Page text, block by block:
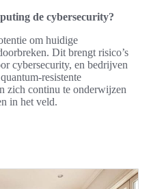
de cybersecurity?
om huidige
Dit brengt risico’s
cybersecurity, en bedrijven
resistente
zich continu te onderwijzen
in het veld.